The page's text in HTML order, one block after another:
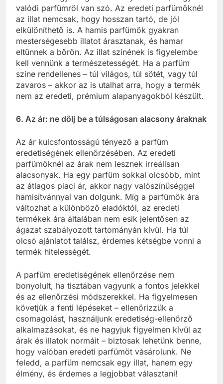
valódi parfümről van szó. Az eredeti parfümöknél
az illat nemcsak, hogy hosszan tartó, de jól
elkülöníthető is. A hamis parfümök gyakran
mesterségesebb illatot árasztanak, és hamar
eltűnnek a bőrön. Az illat színének is figyelembe
kell vennünk a természetességét. Ha a parfüm
színe rendellenes – túl világos, túl sötét, vagy túl
zavaros – akkor az is utalhat arra, hogy a termék
nem az eredeti, prémium alapanyagokból készült.
6. Az ár: ne dőlj be a túlságosan alacsony áraknak
Az ár kulcsfontosságú tényező a parfüm
eredetiségének ellenőrzésében. Az eredeti
parfümöknél az árak nem lesznek irreálisan
alacsonyak. Ha egy parfüm sokkal olcsóbb, mint
az átlagos piaci ár, akkor nagy valószínűséggel
hamisítvánnyal van dolgunk. Míg a parfümök ára
változhat a különböző eladóktól, az eredeti
termékek ára általában nem esik jelentősen az
ágazat szabályozott tartományán kívül. Ha túl
olcsó ajánlatot találsz, érdemes kétségbe vonni a
termék hitelességét.
A parfüm eredetiségének ellenőrzése nem
bonyolult, ha tisztában vagyunk a fontos jelekkel
és az ellenőrzési módszerekkel. Ha figyelmesen
követjük a fenti lépéseket – ellenőrizzük a
csomagolást, használjunk eredetiség-ellenőrző
alkalmazásokat, és ne hagyjuk figyelmen kívül az
árak és illatok normáit – biztosak lehetünk benne,
hogy valóban eredeti parfümöt vásárolunk. Ne
feledd, a parfüm nemcsak egy illat, hanem egy
élmény, és érdemes a legjobbat választani!